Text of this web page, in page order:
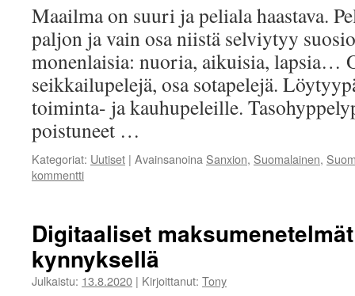
Maailma on suuri ja peliala haastava.
paljon ja vain osa niistä selviytyy
monenlaisia: nuoria, aikuisia, lapsia…
seikkailupelejä, osa sotapelejä.
toiminta- ja kauhupeleille.
poistuneet …
Kategoriat: Uutiset | Avainsanoina Sanxion, Suomalainen,
kommentti
Digitaaliset
kynnyksellä
Julkaistu: 13.8.2020 | Kirjoittanut: Tony